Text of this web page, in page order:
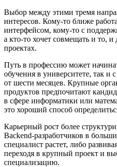
Выбор между этими тремя
интересов. Кому-то ближе
интерфейсом, кому-то с
а кто-то хочет совмещать и то,
проектах.
Путь в профессию может
обучения в университете, так и
от шести месяцев. Крупные
продуктов предпочитают
в сфере информатики или
это хороший способ
Карьерный рост более
Backend-разработчиков в
специалист растет, либо
переходя в крупный проект и
специализацию.